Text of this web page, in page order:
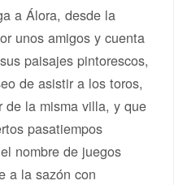
a Álora, desde la
unos amigos y cuenta
paisajes pintorescos,
de asistir a los toros,
de la misma villa, y que
pasatiempos
nombre de juegos
a la sazón con